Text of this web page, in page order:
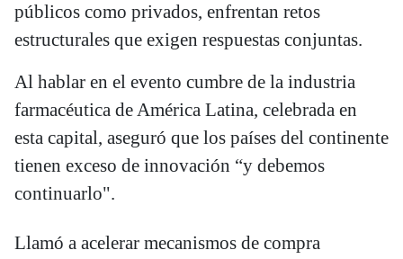
públicos como privados, enfrentan retos
estructurales que exigen respuestas conjuntas.
Al hablar en el evento cumbre de la industria
farmacéutica de América Latina, celebrada en
esta capital, aseguró que los países del continente
tienen exceso de innovación “y debemos
continuarlo".
Llamó a acelerar mecanismos de compra